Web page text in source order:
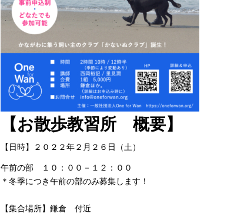
【お散歩教習所 概要】
【日時】２０２２年２月２６日（土）
午前の部 １０：００－１２：００
＊冬季につき午前の部のみ募集します！
【集合場所】鎌倉 付近